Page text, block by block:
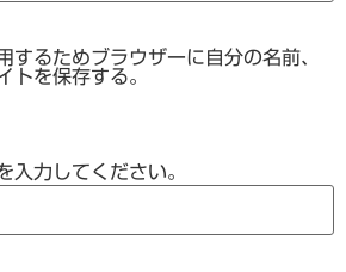
するためブラウザーに自分の名前、
トを保存する。
入力してください。